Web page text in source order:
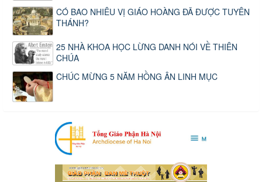
CÓ BAO NHIÊU VỊ GIÁO HOÀNG ĐÃ ĐƯỢC TUYÊN
THÁNH?
25 NHÀ KHOA HỌC LỪNG DANH NÓI VỀ THIÊN
CHÚA
CHÚC MỪNG 5 NĂM HỒNG ÂN LINH MỤC